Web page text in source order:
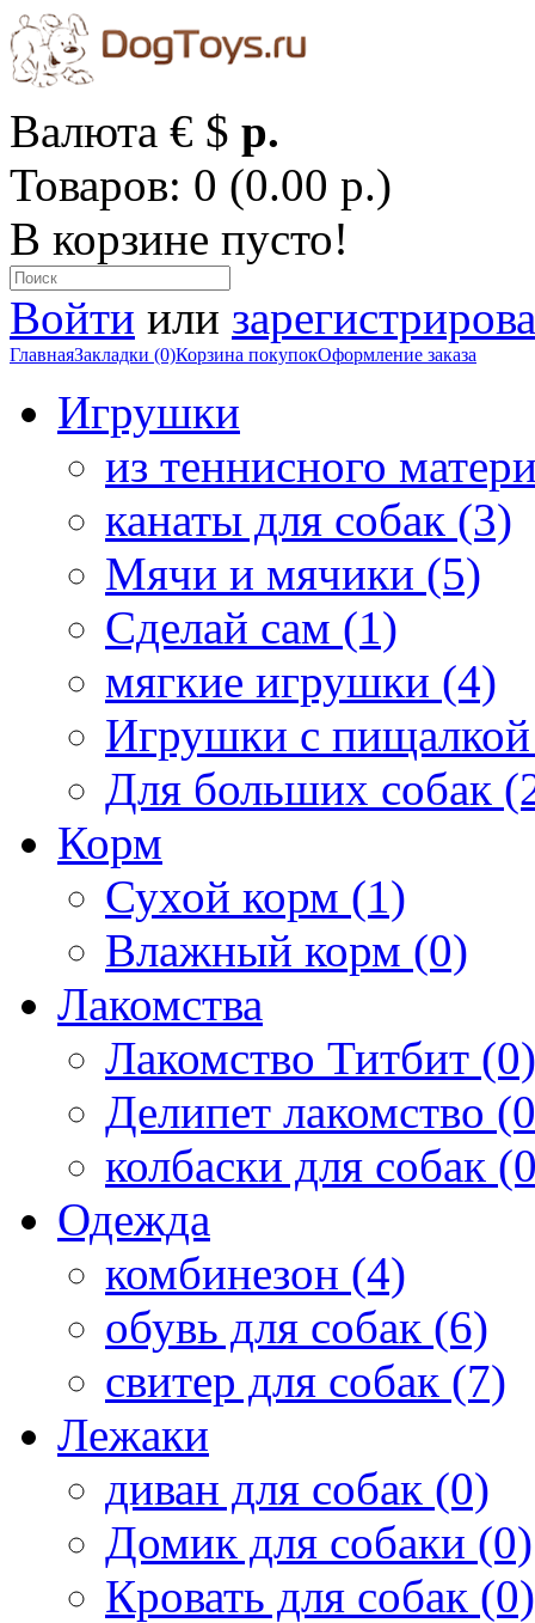
Валюта € $ р.
Товаров: 0 (0.00 р.)
В корзине пусто!
Войти или
ГлавнаяЗакладки (0)Корзина покупокОформление заказа
Игрушки
из теннисного
канаты для собак (3)
Мячи и мячики (5)
Сделай сам (1)
мягкие игрушки (4)
Игрушки с
Для больших собак
Корм
Сухой корм (1)
Влажный корм (0)
Лакомства
Лакомство Титбит (0)
Делипет лакомство
колбаски для собак
Одежда
комбинезон (4)
обувь для собак (6)
свитер для собак (7)
Лежаки
диван для собак (0)
Домик для собаки (0)
Кровать для собак (0)